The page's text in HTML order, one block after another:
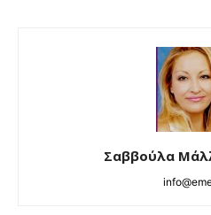
Σαββούλα